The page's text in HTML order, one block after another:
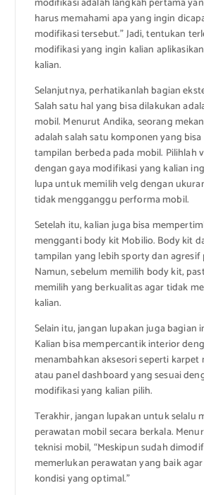
harus memahami apa yang ingin
modifikasi tersebut.” Jadi, tentukan
modifikasi yang ingin kalian
kalian.
Selanjutnya, perhatikanlah bagian
Salah satu hal yang bisa dilakukan
mobil. Menurut Andika, seorang
adalah salah satu komponen yang
tampilan berbeda pada mobil. Pilihlah
dengan gaya modifikasi yang kalian
lupa untuk memilih velg dengan
tidak mengganggu performa mobil.
Setelah itu, kalian juga bisa
mengganti body kit Mobilio. Body kit
tampilan yang lebih sporty dan agresif
Namun, sebelum memilih body kit,
memilih yang berkualitas agar tidak
kalian.
Selain itu, jangan lupakan juga bagian
Kalian bisa mempercantik interior
menambahkan aksesori seperti karpet
atau panel dashboard yang sesuai
modifikasi yang kalian pilih.
Terakhir, jangan lupakan untuk selalu
perawatan mobil secara berkala.
teknisi mobil, “Meskipun sudah
memerlukan perawatan yang baik
kondisi yang optimal.”